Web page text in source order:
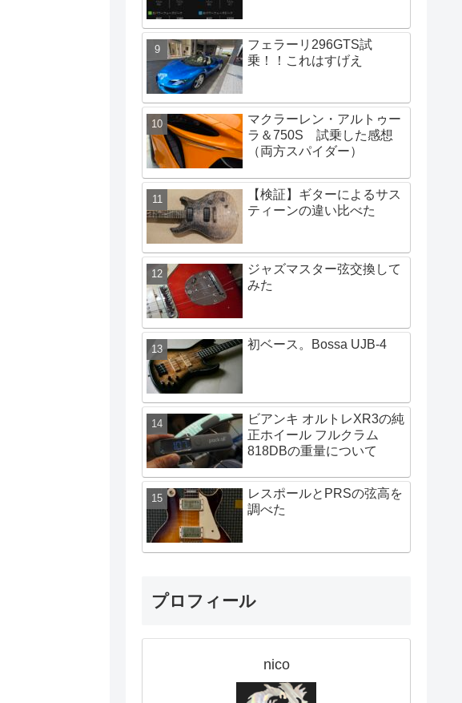
フェラーリ296GTS試
乗！！これはすげえ
マクラーレン・アルトゥー
ラ＆750S 試乗した感想
（両方スパイダー）
【検証】ギターによるサス
ティーンの違い比べた
ジャズマスター弦交換して
みた
初ベース。Bossa UJB-4
ビアンキ オルトレXR3の純
正ホイール フルクラム
818DBの重量について
レスポールとPRSの弦高を
調べた
プロフィール
nico